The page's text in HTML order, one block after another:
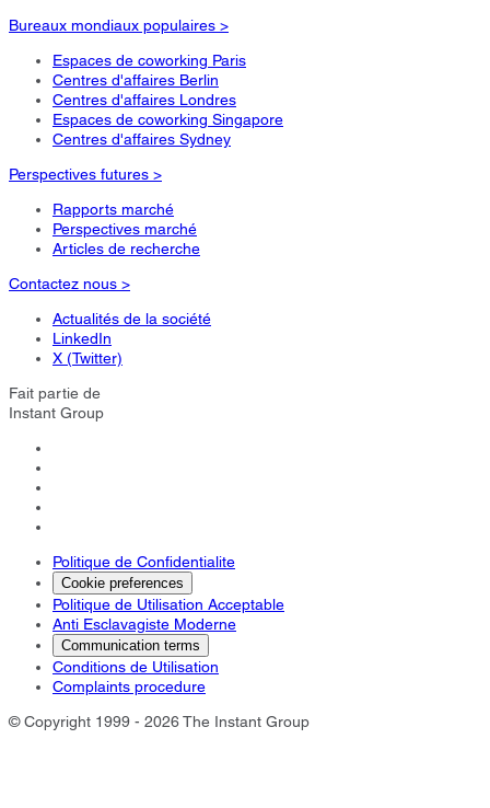
Bureaux mondiaux populaires >
Espaces de coworking Paris
Centres d'affaires Berlin
Centres d'affaires Londres
Espaces de coworking Singapore
Centres d'affaires Sydney
Perspectives futures >
Rapports marché
Perspectives marché
Articles de recherche
Contactez nous >
Actualités de la société
LinkedIn
X (Twitter)
Fait partie de
Instant Group
Politique de Confidentialite
Cookie preferences
Politique de Utilisation Acceptable
Anti Esclavagiste Moderne
Communication terms
Conditions de Utilisation
Complaints procedure
© Copyright 1999 - 2026 The Instant Group